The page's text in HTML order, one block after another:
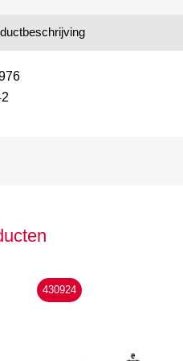
430924